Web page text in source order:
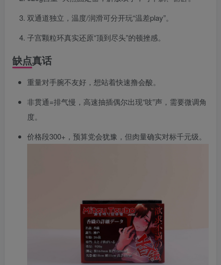
双通道独立，温度/润滑可分开玩“温差play”。
子宫颗粒环真实还原“顶到尽头”的顿挫感。
缺点真话
重量对手腕不友好，想站着快速撸会酸。
非贯通=排气慢，高速抽插偶尔出现“吱”声，需要微调角
度。
价格段300+，预算党会犹豫，但肉量确实对标千元级。